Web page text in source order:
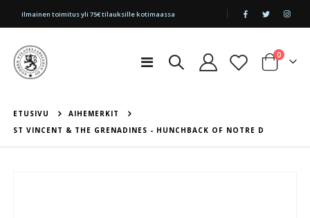
|
Ilmainen toimitus yli 75€ tilauksille kotimaassa
Toggle
Cart
0tuotetta
ETUSIVU
AIHEMERKIT
ST VINCENT & THE GRENADINES - HUNCHBACK OF NOTRE D